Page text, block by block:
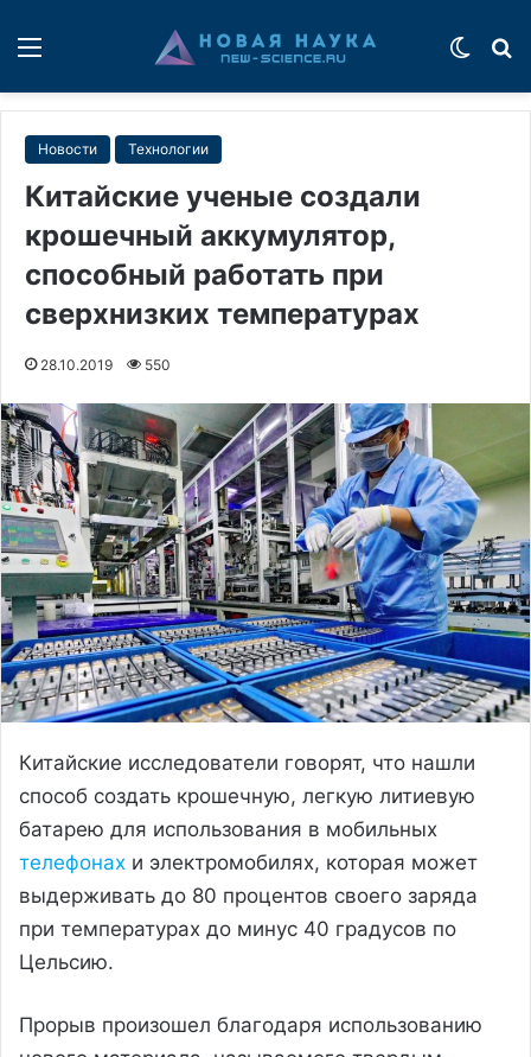
Новости Технологии
Китайские ученые создали
крошечный аккумулятор,
способный работать при
сверхнизких температурах
28.10.2019 550
Китайские исследователи говорят, что нашли
способ создать крошечную, легкую литиевую
батарею для использования в мобильных
телефонах и электромобилях, которая может
выдерживать до 80 процентов своего заряда
при температурах до минус 40 градусов по
Цельсию.
Прорыв произошел благодаря использованию